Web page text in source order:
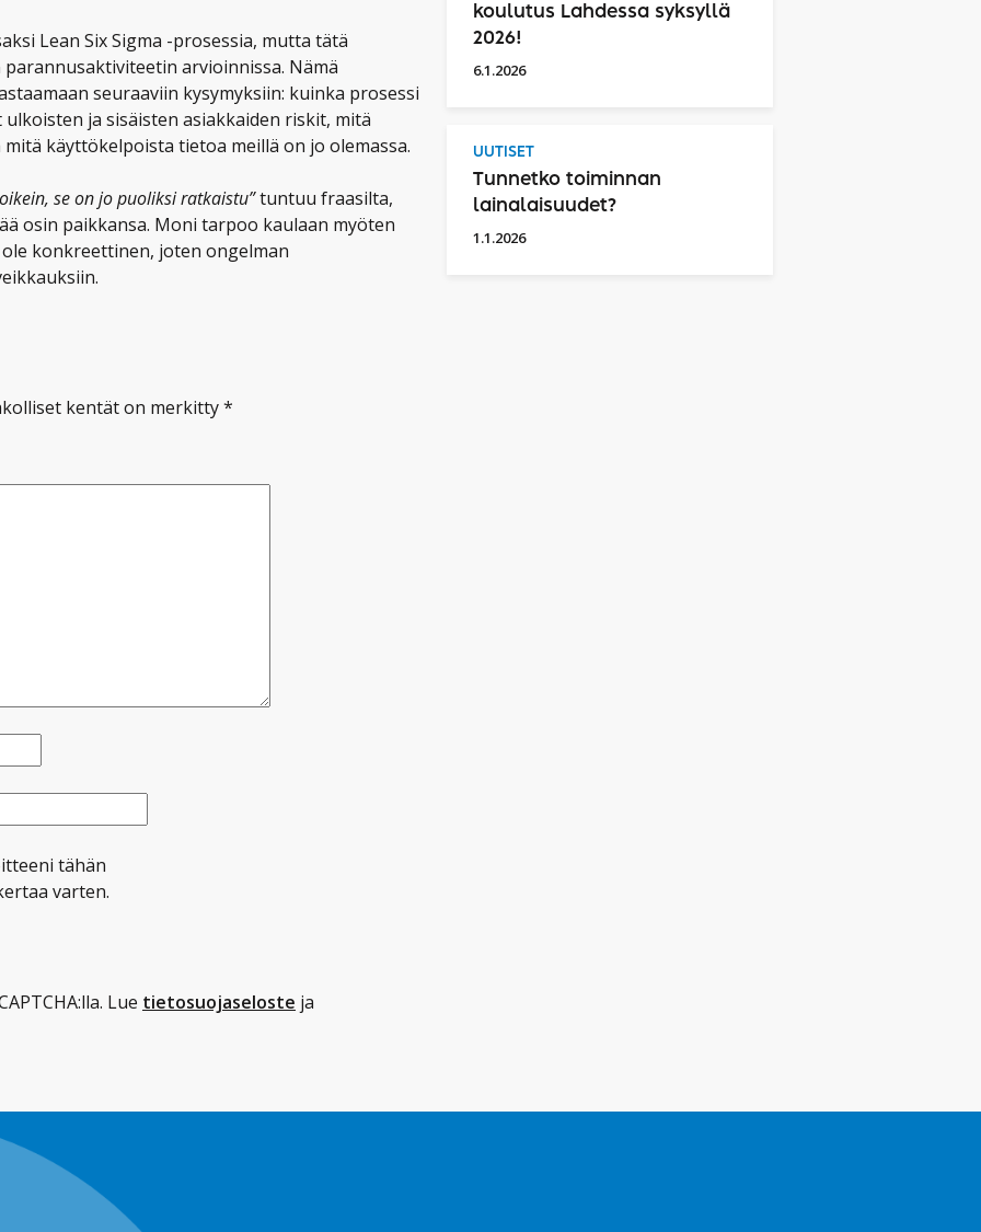
Lean Six Sigma -prosessia, mutta tätä
arvioinnissa. Nämä
seuraaviin kysymyksiin: kuinka prosessi
ja sisäisten asiakkaiden riskit, mitä
käyttökelpoista tietoa meillä on jo olemassa.
se on jo puoliksi ratkaistu”tuntuu fraasilta,
osin paikkansa. Moni tarpoo kaulaan myöten
konkreettinen, joten ongelman
kentät on merkitty*
tähän
varten.
Lue tietosuojaseloste ja
koulutus Lahdessa syksyllä
2026!
6.1.2026
UUTISET
Tunnetko toiminnan
lainalaisuudet?
1.1.2026